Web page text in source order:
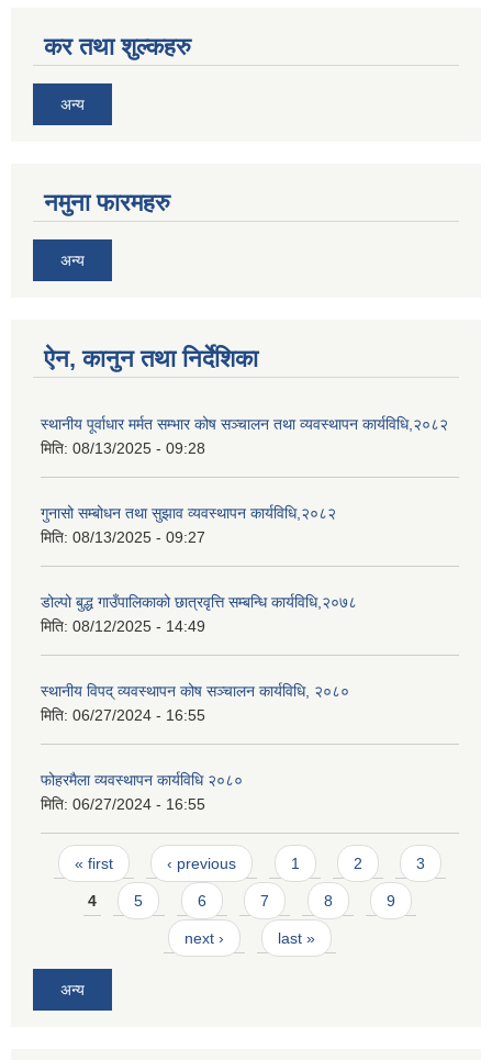
कर तथा शुल्कहरु
अन्य
नमुना फारमहरु
अन्य
ऐन, कानुन तथा निर्देशिका
स्थानीय पूर्वाधार मर्मत सम्भार कोष सञ्चालन तथा व्यवस्थापन कार्यविधि,२०८२
मिति: 08/13/2025 - 09:28
गुनासो सम्बोधन तथा सुझाव व्यवस्थापन कार्यविधि,२०८२
मिति: 08/13/2025 - 09:27
डोल्पो बुद्ध गाउँपालिकाको छात्रवृत्ति सम्बन्धि कार्यविधि,२०७८
मिति: 08/12/2025 - 14:49
स्थानीय विपद् व्यवस्थापन कोष सञ्चालन कार्यविधि, २०८०
मिति: 06/27/2024 - 16:55
फोहरमैला व्यवस्थापन कार्यविधि २०८०
मिति: 06/27/2024 - 16:55
Pages
« first ‹ previous 1 2 3
4 5 6 7 8 9
next › last »
अन्य